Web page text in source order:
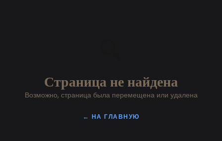
Страница не найдена
Возможно, страница была перемещена или удалена
← НА ГЛАВНУЮ